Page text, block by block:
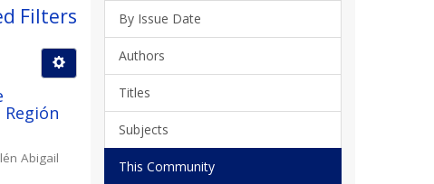
Filters
Abigail
By Issue Date
Authors
Titles
Subjects
This Community